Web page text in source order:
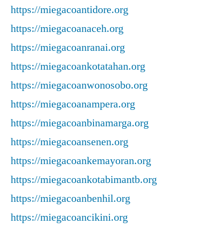
https://miegacoantidore.org
https://miegacoanaceh.org
https://miegacoanranai.org
https://miegacoankotatahan.org
https://miegacoanwonosobo.org
https://miegacoanampera.org
https://miegacoanbinamarga.org
https://miegacoansenen.org
https://miegacoankemayoran.org
https://miegacoankotabimantb.org
https://miegacoanbenhil.org
https://miegacoancikini.org